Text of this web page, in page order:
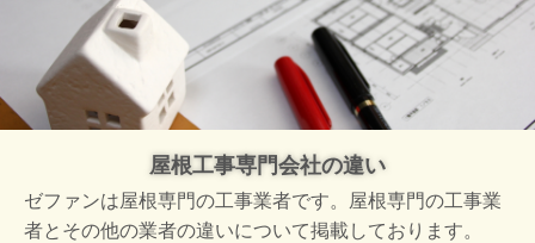
屋根工事専門会社の違い
ゼファンは屋根専門の工事業者です。屋根専門の工事業
者とその他の業者の違いについて掲載しております。